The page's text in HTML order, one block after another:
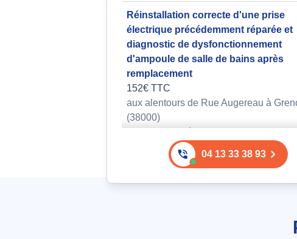
Réinstallation correcte d'une prise
électrique précédemment réparée et
diagnostic de dysfonctionnement
d'ampoule de salle de bains après
remplacement
152€ TTC
aux alentours de Rue Augereau à
(38000)
Installation d'alimentation électrique
04 13 33 38 93